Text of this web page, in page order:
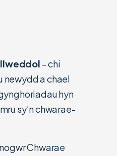
– chi
a chael
hyn
sy’n chwarae-
Chwarae